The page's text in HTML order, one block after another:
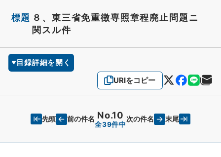
標題 ８、東三省免重徴専照章程廃止問題ニ
関スル件
目録詳細を開く
URIをコピー
先頭 前の件名 No.10
全39件中
次の件名 末尾